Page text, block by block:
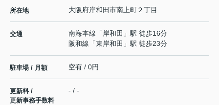
所在地 大阪府岸和田市南上町２丁目
交通 南海本線 「 岸和田 」駅 徒歩16分
阪和線 「東岸和田 」駅 徒歩23分
駐車場 / 月額 空有 / 0円
更新料 /
更新事務手数料
- / -